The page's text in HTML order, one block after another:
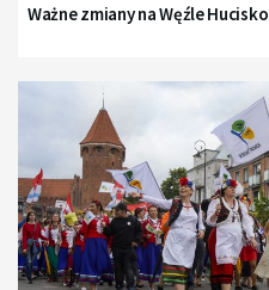
Ważne zmiany na Węźle Hucisko